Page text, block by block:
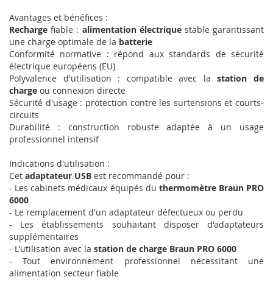
Avantages et bénéfices :
Rechargefiable : alimentation électrique stable garantissant
une charge optimale de la batterie
Conformité normative : répond aux standards de sécurité
électrique européens (EU)
Polyvalence d'utilisation : compatible avec lastation de
charge ou connexion directe
Sécurité d'usage : protection contre les surtensions et courts-
circuits
Durabilité : construction robuste adaptée à un usage
professionnel intensif
Indications d'utilisation :
Cet adaptateur USB est recommandé pour :
- Les cabinets médicaux équipés du thermomètre Braun PRO
6000
- Le remplacement d'un adaptateur défectueux ou perdu
- Les établissements souhaitant disposer d'adaptateurs
supplémentaires
- L'utilisation avec la station de charge Braun PRO 6000
- Tout environnement professionnel nécessitant une
alimentation secteur fiable